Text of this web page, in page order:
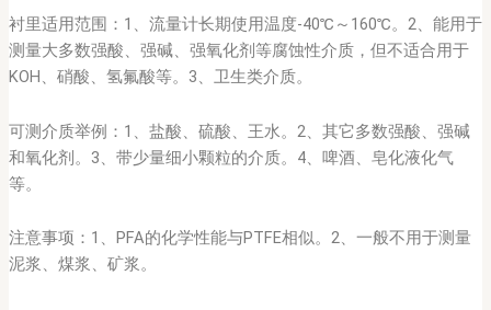
衬里适用范围：1、流量计长期使用温度-40℃～160℃。2、能用于
测量大多数强酸、强碱、强氧化剂等腐蚀性介质，但不适合用于
KOH、硝酸、氢氟酸等。3、卫生类介质。
可测介质举例：1、盐酸、硫酸、王水。2、其它多数强酸、强碱
和氧化剂。3、带少量细小颗粒的介质。4、啤酒、皂化液化气
等。
注意事项：1、PFA的化学性能与PTFE相似。2、一般不用于测量
泥浆、煤浆、矿浆。